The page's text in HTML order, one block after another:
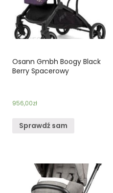
Osann Gmbh Boogy Black
Berry Spacerowy
956,00zł
Sprawdź sam